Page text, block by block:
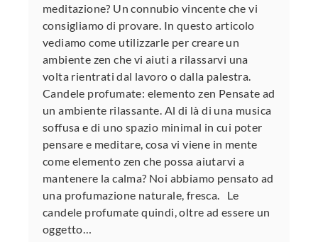
meditazione? Un connubio vincente che vi
consigliamo di provare. In questo articolo
vediamo come utilizzarle per creare un
ambiente zen che vi aiuti a rilassarvi una
volta rientrati dal lavoro o dalla palestra.
Candele profumate: elemento zen Pensate ad
un ambiente rilassante. Al di là di una musica
soffusa e di uno spazio minimal in cui poter
pensare e meditare, cosa vi viene in mente
come elemento zen che possa aiutarvi a
mantenere la calma? Noi abbiamo pensato ad
una profumazione naturale, fresca. Le
candele profumate quindi, oltre ad essere un
oggetto…